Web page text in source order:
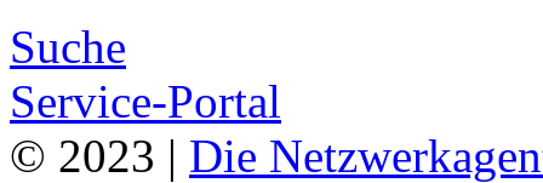
Suche
Service-Portal
© 2023 | Die